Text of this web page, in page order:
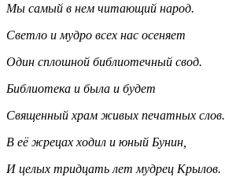
Мы самый в нем читающий народ.
Светло и мудро всех нас осеняет
Один сплошной библиотечный свод.
Библиотека и была и будет
Священный храм живых печатных слов.
В её жрецах ходил и юный Бунин,
И целых тридцать лет мудрец Крылов.